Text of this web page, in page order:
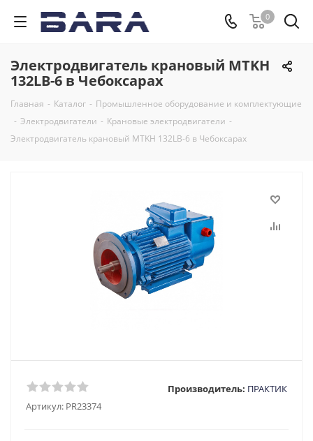
0
Электродвигатель крановый MTKH
132LB-6 в Чебоксарах
Главная - Каталог - Промышленное оборудование и комплектующие
- Электродвигатели - Крановые электродвигатели -
Электродвигатель крановый MTKH 132LB-6 в Чебоксарах
Артикул: PR23374
Производитель: ПРАКТИК